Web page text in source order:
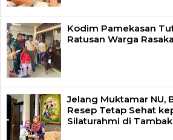
Kodim Pamekasan
Ratusan Warga
Jelang Muktamar NU,
Resep Tetap Sehat
Silaturahmi di